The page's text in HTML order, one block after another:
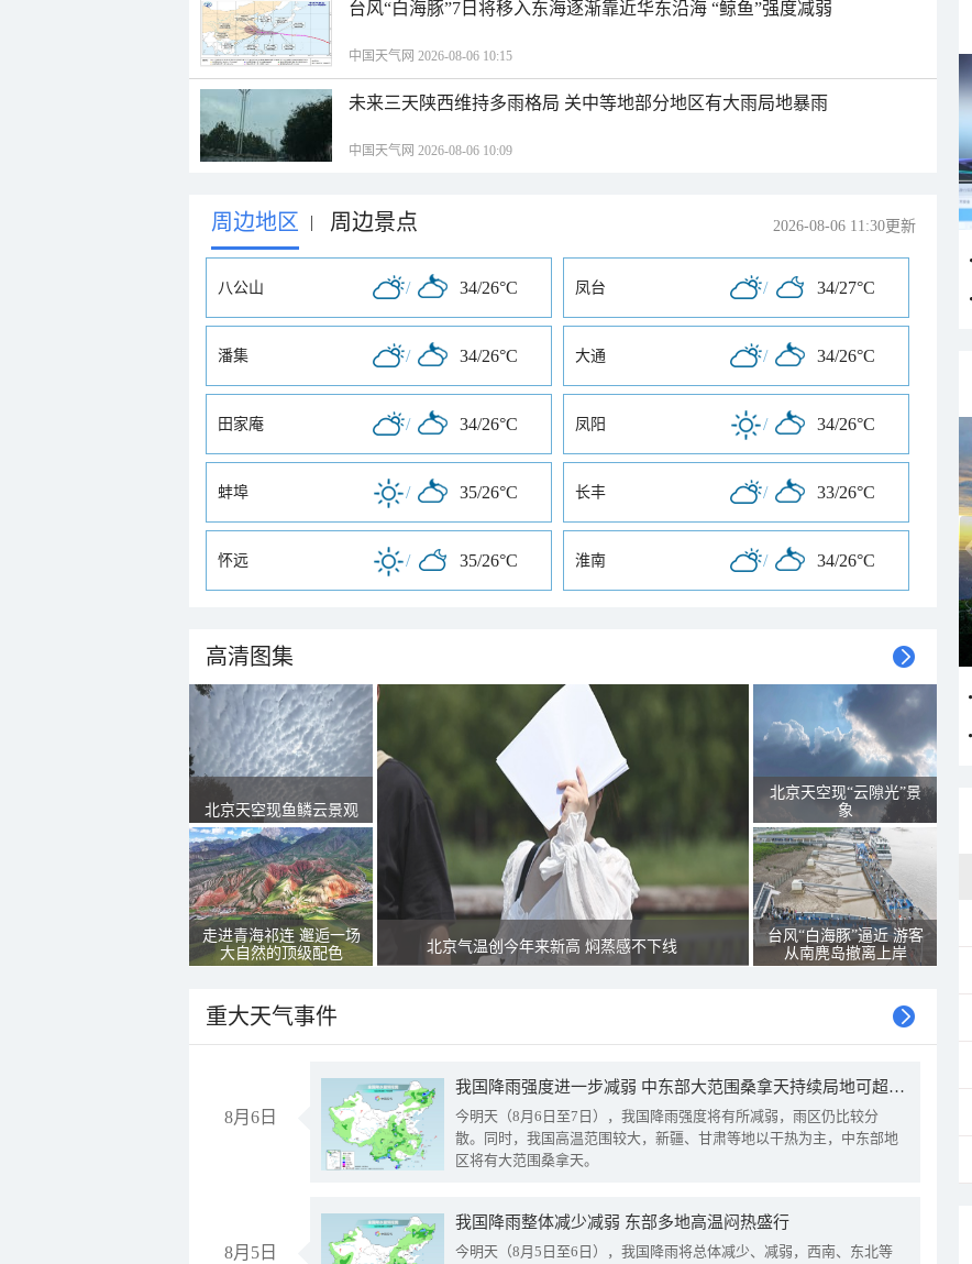
台风“白海豚”7日将移入东海逐渐靠近华东沿海 “鲸鱼”强度减弱
中国天气网 2026-08-06 10:15
未来三天陕西维持多雨格局 关中等地部分地区有大雨局地暴雨
中国天气网 2026-08-06 10:09
周边地区 | 周边景点 2026-08-06 11:30更新
八公山 / 34/26°C 凤台 / 34/27°C
潘集 / 34/26°C 大通 / 34/26°C
田家庵 / 34/26°C 凤阳 / 34/26°C
蚌埠 / 35/26°C 长丰 / 33/26°C
怀远 / 35/26°C 淮南 / 34/26°C
高清图集
北京天空现鱼鳞云景观
走进青海祁连 邂逅一场
大自然的顶级配色
北京气温创今年来新高 焖蒸感不下线
北京天空现“云隙光”景
象
台风“白海豚”逼近 游客
从南麂岛撤离上岸
重大天气事件
8月6日
我国降雨强度进一步减弱 中东部大范围桑拿天持续局地可超38℃
今明天（8月6日至7日），我国降雨强度将有所减弱，雨区仍比较分
散。同时，我国高温范围较大，新疆、甘肃等地以干热为主，中东部地
区将有大范围桑拿天。
8月5日
我国降雨整体减少减弱 东部多地高温闷热盛行
今明天（8月5日至6日），我国降雨将总体减少、减弱，西南、东北等